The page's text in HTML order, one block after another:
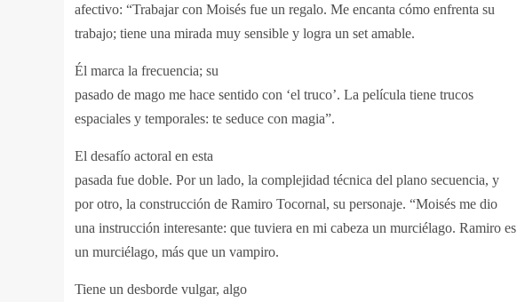
afectivo: “Trabajar con Moisés fue un regalo. Me encanta cómo enfrenta su
trabajo; tiene una mirada muy sensible y logra un set amable.
Él marca la frecuencia; su
pasado de mago me hace sentido con ‘el truco’. La película tiene trucos
espaciales y temporales: te seduce con magia”.
El desafío actoral en esta
pasada fue doble. Por un lado, la complejidad técnica del plano secuencia, y
por otro, la construcción de Ramiro Tocornal, su personaje. “Moisés me dio
una instrucción interesante: que tuviera en mi cabeza un murciélago. Ramiro es
un murciélago, más que un vampiro.
Tiene un desborde vulgar, algo